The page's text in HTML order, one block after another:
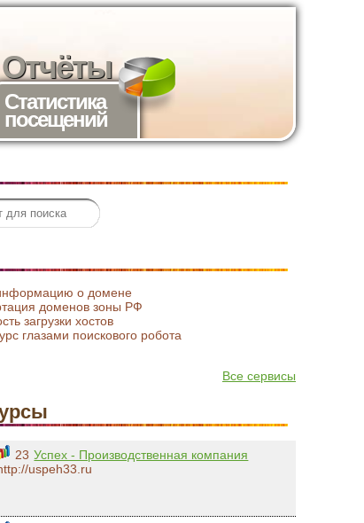
Отчёты
Статистика
посещений
о домене
доменов зоны РФ
загрузки хостов
глазами поискового робота
Все сервисы
23 Успех - Производственная компания
uspeh33.ru